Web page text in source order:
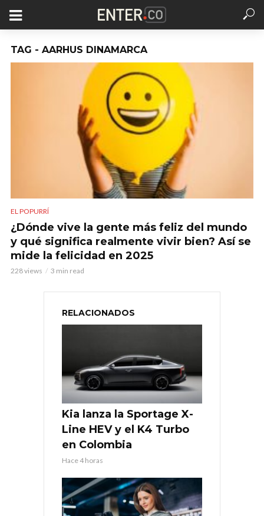
TAG - AARHUS DINAMARCA
EL POPURRÍ
¿Dónde vive la gente más feliz del mundo
y qué significa realmente vivir bien? Así se
mide la felicidad en 2025
228 views 3 min read
RELACIONADOS
Kia lanza la Sportage X-
Line HEV y el K4 Turbo
en Colombia
Hace 4 horas